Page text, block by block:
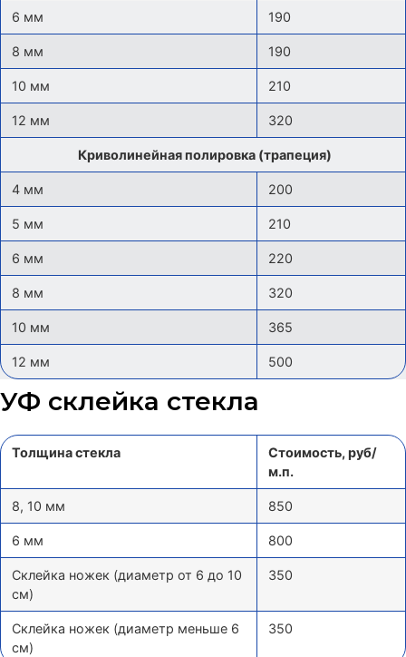
6 мм 190
8 мм 190
10 мм 210
12 мм 320
Криволинейная полировка (трапеция)
4 мм 200
5 мм 210
6 мм 220
8 мм 320
10 мм 365
12 мм 500
УФ склейка стекла
Толщина стекла
Стоимость, руб/
м.п.
8, 10 мм 850
6 мм 800
Склейка ножек (диаметр от 6 до 10
см)
350
Склейка ножек (диаметр меньше 6
см)
350